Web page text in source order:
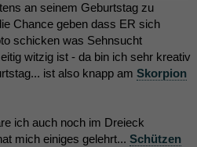
an seinem Geburtstag zu
Chance geben dass ER sich
schicken was Sehnsucht
witzig ist - da bin ich sehr kreativ
ist also knapp am Skorpion
ich auch noch im Dreieck
mich einiges gelehrt... Schützen